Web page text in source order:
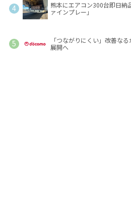
熊本にエアコン300台即日納
ァインプレー」
「つながりにくい」改善な
展開へ